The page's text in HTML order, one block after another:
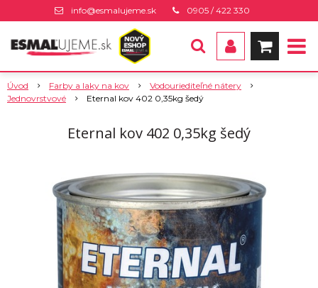
info@esmalujeme.sk 0905 / 422 330
Úvod Farby a laky na kov
Vodouriediteľné nátery
Jednovrstvové
Eternal kov 402 0,35kg šedý
Eternal kov 402 0,35kg šedý